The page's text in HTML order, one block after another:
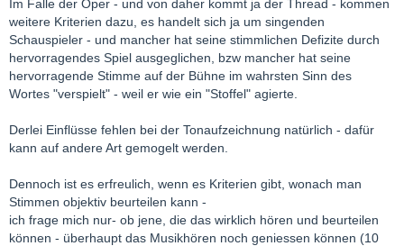
Im Falle der Oper - und von daher kommt ja der Thread - kommen
weitere Kriterien dazu, es handelt sich ja um singenden
Schauspieler - und mancher hat seine stimmlichen Defizite durch
hervorragendes Spiel ausgeglichen, bzw mancher hat seine
hervorragende Stimme auf der Bühne im wahrsten Sinn des
Wortes "verspielt" - weil er wie ein "Stoffel" agierte.
Derlei Einflüsse fehlen bei der Tonaufzeichnung natürlich - dafür
kann auf andere Art gemogelt werden.
Dennoch ist es erfreulich, wenn es Kriterien gibt, wonach man
Stimmen objektiv beurteilen kann -
ich frage mich nur- ob jene, die das wirklich hören und beurteilen
können - überhaupt das Musikhören noch geniessen können (10